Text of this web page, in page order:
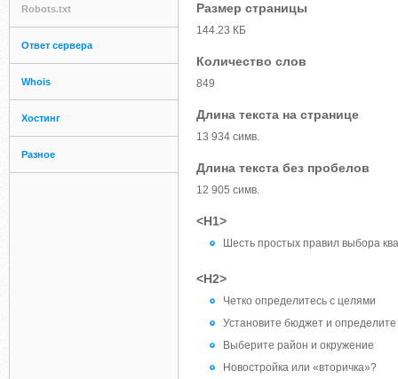
Robots.txt
Ответ сервера
Whois
Хостинг
Разное
Размер страницы
144.23 КБ
Количество слов
849
Длина текста на странице
13 934 симв.
Длина текста без пробелов
12 905 симв.
<H1>
Шесть простых правил выбора
<H2>
Четко определитесь с целями
Установите бюджет и определите
Выберите район и окружение
Новостройка или «вторичка»?